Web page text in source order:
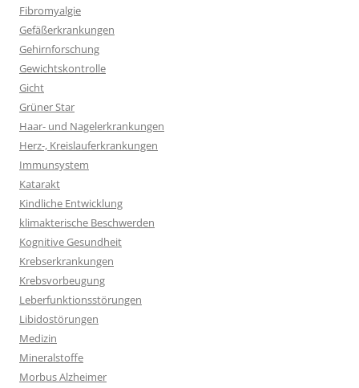
Fibromyalgie
Gefäßerkrankungen
Gehirnforschung
Gewichtskontrolle
Gicht
Grüner Star
Haar- und Nagelerkrankungen
Herz-, Kreislauferkrankungen
Immunsystem
Katarakt
Kindliche Entwicklung
klimakterische Beschwerden
Kognitive Gesundheit
Krebserkrankungen
Krebsvorbeugung
Leberfunktionsstörungen
Libidostörungen
Medizin
Mineralstoffe
Morbus Alzheimer